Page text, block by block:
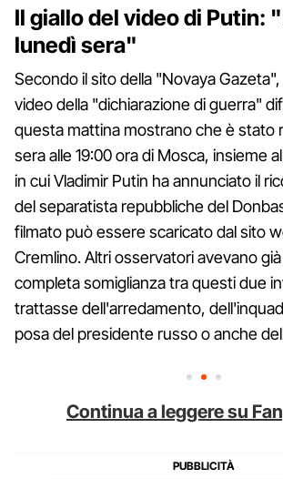
Il giallo del video di Putin:
lunedì sera"
Secondo il sito della "Novaya
video della "dichiarazione di guerra"
questa mattina mostrano che è stato
sera alle 19:00 ora di Mosca, insieme
in cui Vladimir Putin ha annunciato il
del separatista repubbliche del
filmato può essere scaricato dal sito
Cremlino. Altri osservatori avevano
completa somiglianza tra questi due
trattasse dell'arredamento,
posa del presidente russo o anche
Continua a leggere su